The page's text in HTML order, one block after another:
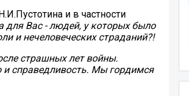
и в частности
для Вас - людей, у которых было
и нечеловеческих страданий?!
страшных лет войны.
и справедливость. Мы гордимся